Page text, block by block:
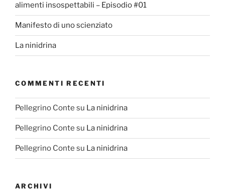
alimenti insospettabili – Episodio #01
Manifesto di uno scienziato
La ninidrina
COMMENTI RECENTI
Pellegrino Conte su La ninidrina
Pellegrino Conte su La ninidrina
Pellegrino Conte su La ninidrina
ARCHIVI